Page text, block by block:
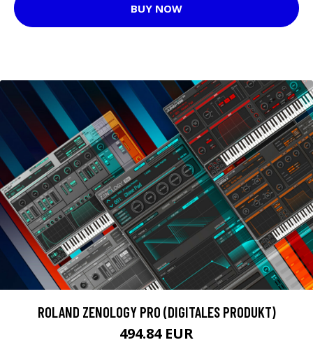
BUY NOW
ROLAND ZENOLOGY PRO (DIGITALES PRODUKT)
494.84 EUR